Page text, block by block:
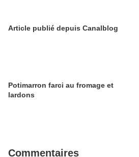
Article publié depuis Canalblog
Potimarron farci au fromage et
lardons
Commentaires